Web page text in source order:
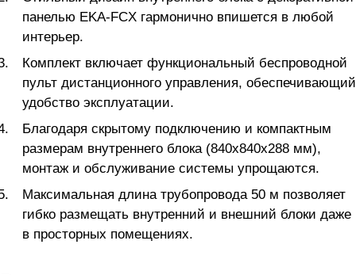
панелью EKA-FCX гармонично впишется в любой
интерьер.
Комплект включает функциональный беспроводной
пульт дистанционного управления, обеспечивающий
удобство эксплуатации.
Благодаря скрытому подключению и компактным
размерам внутреннего блока (840x840x288 мм),
монтаж и обслуживание системы упрощаются.
Максимальная длина трубопровода 50 м позволяет
гибко размещать внутренний и внешний блоки даже
в просторных помещениях.